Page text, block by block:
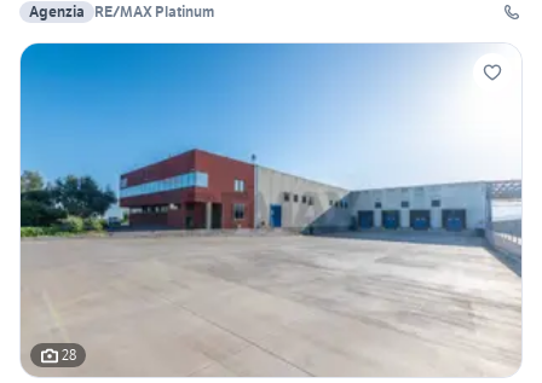
Agenzia
RE/MAX Platinum
28